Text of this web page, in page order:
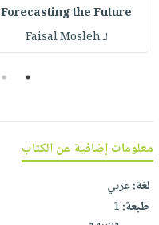
صابون
أطفال
مناسبات
فيديوهات
أسئلة
نيل
وفرات
كتابك
التسوق
Forecasting the Future
لـ Faisal Mosleh
1
2
معلومات إضافية عن الكتاب
لغة:عربي
طبعة:1